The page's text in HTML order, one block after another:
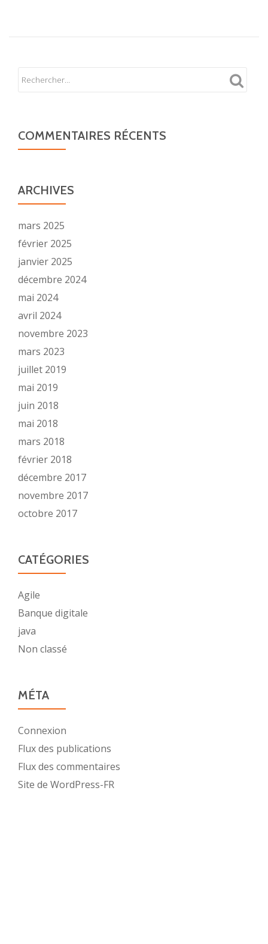
applications
Boot
COMMENTAIRES RÉCENTS
ARCHIVES
mars 2025
février 2025
janvier 2025
décembre 2024
mai 2024
avril 2024
novembre 2023
mars 2023
juillet 2019
mai 2019
juin 2018
mai 2018
mars 2018
février 2018
décembre 2017
novembre 2017
octobre 2017
CATÉGORIES
Agile
Banque digitale
java
Non classé
MÉTA
Connexion
Flux des publications
Flux des commentaires
Site de WordPress-FR